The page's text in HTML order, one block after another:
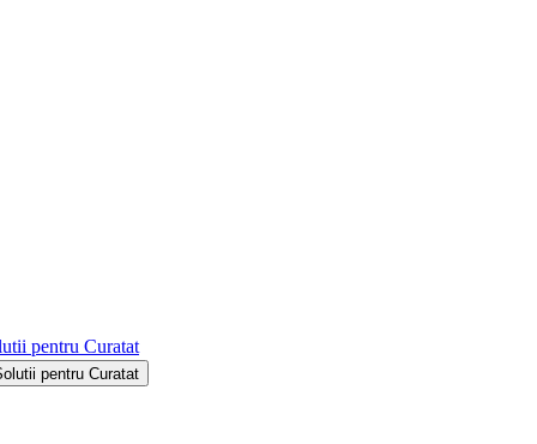
pentru Curatat
pentru Curatat